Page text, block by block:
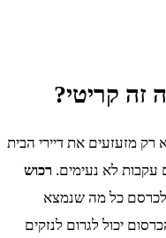
זה קריטי?
מזעזעים את דיירי הבית
לא נעימים. רכוש
לכרסם כל מה שנמצא
יכול לגרום לנזקים